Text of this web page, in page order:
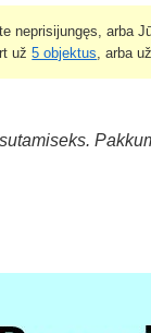
neprisijungęs, arba
už5 objektus , arba